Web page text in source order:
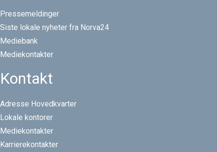
Pressemeldinger
Siste lokale nyheter fra Norva24
Mediebank
Mediekontakter
Kontakt
Adresse Hovedkvarter
Lokale kontorer
Mediekontakter
Karrierekontakter